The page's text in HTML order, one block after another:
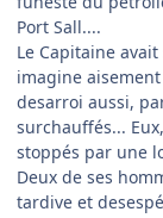
Port Sall....
Le Capitaine
imagine
desarroi aussi,
surchauffés...
stoppés par une
Deux de ses
tardive et